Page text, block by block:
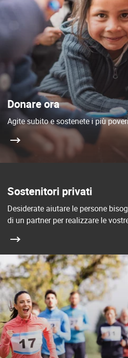
Donare ora
Agite subito e sostenete i più
Sostenitori privati
Desiderate aiutare le persone
di un partner per realizzare le